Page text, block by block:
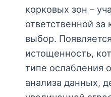
корковых зон –
ответственной
выбор.
истощенность,
типе ослабления
анализа данных,